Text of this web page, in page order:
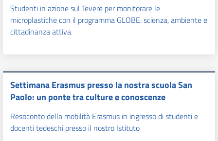
Studenti in azione sul Tevere per monitorare le
microplastiche con il programma GLOBE: scienza, ambiente e
cittadinanza attiva.
Settimana Erasmus presso la nostra scuola San
Paolo: un ponte tra culture e conoscenze
Resoconto della mobilità Erasmus in ingresso di studenti e
docenti tedeschi presso il nostro Istituto